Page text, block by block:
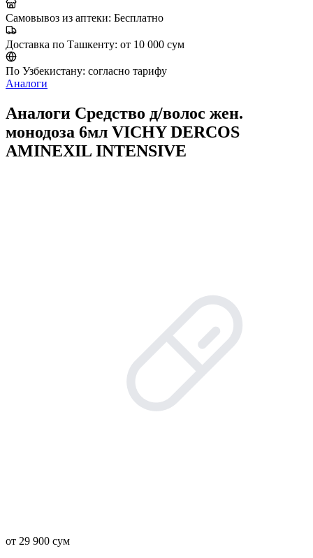
Самовывоз из аптеки: Бесплатно
Доставка по Ташкенту: от 10 000 сум
По Узбекистану: согласно тарифу
Аналоги
Аналоги Средство д/волос жен.
монодоза 6мл VICHY DERCOS
AMINEXIL INTENSIVE
от 29 900 сум